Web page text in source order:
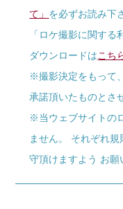
て」 を必ずお読み下
「ロケ撮影に関す
ダウンロードはこち
※撮影決定をもって
承諾頂いたものとさ
※当ウェブサイトの
ません。 それぞれ
守頂けますよう お願